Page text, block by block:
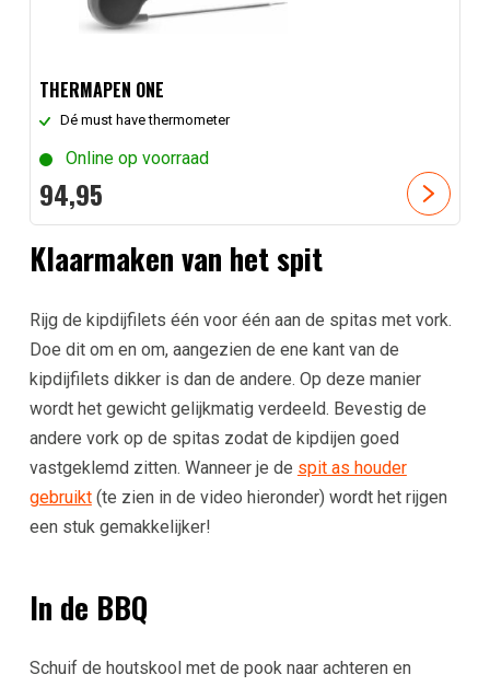
THERMAPEN ONE
Dé must have thermometer
Online op voorraad
94,95
Klaarmaken van het spit
Rijg de kipdijfilets één voor één aan de spitas met vork.
Doe dit om en om, aangezien de ene kant van de
kipdijfilets dikker is dan de andere. Op deze manier
wordt het gewicht gelijkmatig verdeeld. Bevestig de
andere vork op de spitas zodat de kipdijen goed
vastgeklemd zitten. Wanneer je de spit as houder
gebruikt(te zien in de video hieronder) wordt het rijgen
een stuk gemakkelijker!
In de BBQ
Schuif de houtskool met de pook naar achteren en